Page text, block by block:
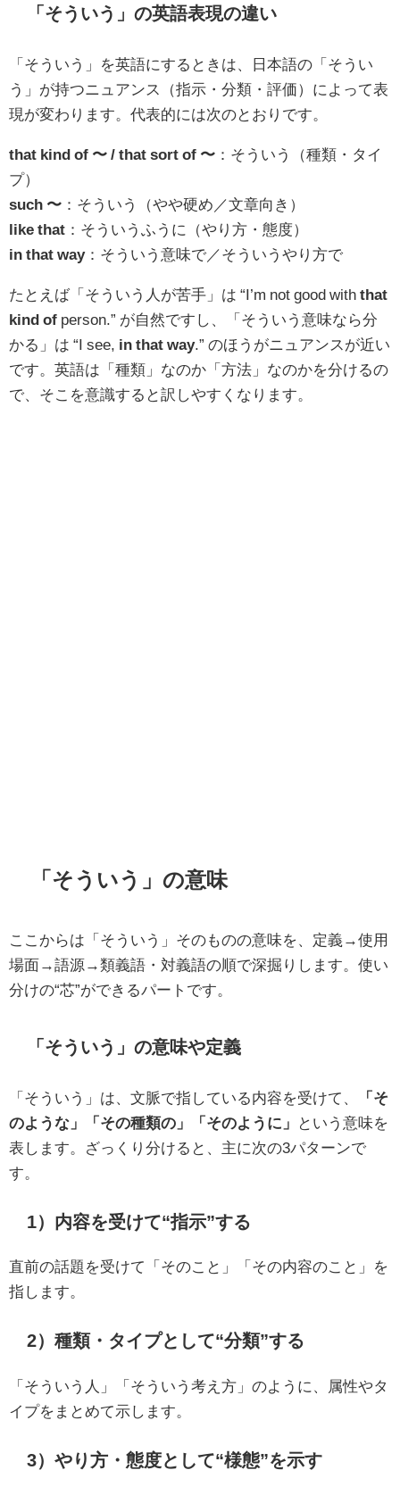
「そういう」の英語表現の違い
「そういう」を英語にするときは、日本語の「そうい
う」が持つニュアンス（指示・分類・評価）によって表
現が変わります。代表的には次のとおりです。
that kind of 〜 / that sort of 〜 ：そういう（種類・タイ
プ）
such 〜 ：そういう（やや硬め／文章向き）
like that ：そういうふうに（やり方・態度）
in that way：そういう意味で／そういうやり方で
たとえば「そういう人が苦手」は “I’m not good with that
kind of person.” が自然ですし、「そういう意味なら分
かる」は “I see, in that way.” のほうがニュアンスが近い
です。英語は「種類」なのか「方法」なのかを分けるの
で、そこを意識すると訳しやすくなります。
「そういう」の意味
ここからは「そういう」そのものの意味を、定義→使用
場面→語源→類義語・対義語の順で深掘りします。使い
分けの“芯”ができるパートです。
「そういう」の意味や定義
「そういう」は、文脈で指している内容を受けて、
「そ
のような」「その種類の」「そのように」
という意味を
表します。ざっくり分けると、主に次の3パターンで
す。
1）内容を受けて“指示”する
直前の話題を受けて「そのこと」「その内容のこと」を
指します。
2）種類・タイプとして“分類”する
「そういう人」「そういう考え方」のように、属性やタ
イプをまとめて示します。
3）やり方・態度として“様態”を示す